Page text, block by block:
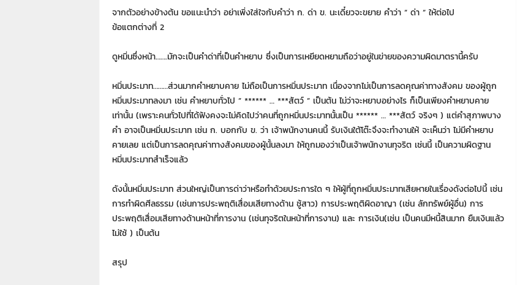
จากตัวอย่างข้างต้น ขอแนะนำว่า อย่าเพิ่งใส่ใจกับคำว่า ก. ด่า ข. นะเดี๋ยวจะขยาย คำว่า ” ด่า ” ให้ต่อไป
ข้อแตกต่างที่ 2
ดูหมิ่นซึ่งหน้า…….มักจะเป็นคำด่าที่เป็นคำหยาบ ซึ่งเป็นการเหยียดหยามถือว่าอยู่ในข่ายของความผิดมาตรานี้ครับ
หมิ่นประมาท………ส่วนมากคำหยาบคาย ไม่ถือเป็นการหมิ่นประมาท เนื่องจากไม่เป็นการลดคุณค่าทางสังคม ของผู้ถูก
หมิ่นประมาทลงมา เช่น คำหยาบทั่วไป ” ****** … ***สัตว์ ” เป็นต้น ไม่ว่าจะหยาบอย่างไร ก็เป็นเพียงคำหยาบคาย
เท่านั้น (เพราะคนทั่วไปที่ได้ฟังคงจะไม่คิดไปว่าคนที่ถูกหมิ่นประมาทนั้นเป็น ****** … ***สัตว์ จริงๆ ) แต่คำสุภาพบาง
คำ อาจเป็นหมิ่นประมาท เช่น ก. บอกกับ ข. ว่า เจ้าพนักงานคนนี้ รับเงินใต้โต๊ะจึงจะทำงานให้ จะเห็นว่า ไม่มีคำหยาบ
คายเลย แต่เป็นการลดคุณค่าทางสังคมของผู้นั้นลงมา ให้ถูกมองว่าเป็นเจ้าพนักงานทุจริต เช่นนี้ เป็นความผิดฐาน
หมิ่นประมาทสำเร็จแล้ว
ดังนั้นหมิ่นประมาท ส่วนใหญ่เป็นการด่าว่าหรือทำด้วยประการใด ๆ ให้ผู้ที่ถูกหมิ่นประมาทเสียหายในเรื่องดังต่อไปนี้ เช่น
การทำผิดศีลธรรม (เช่นการประพฤติเสื่อมเสียทางด้าน ชู้สาว) การประพฤติผิดอาญา (เช่น ลักทรัพย์ผู้อื่น) การ
ประพฤติเสื่อมเสียทางด้านหน้าที่การงาน (เช่นทุจริตในหน้าที่การงาน) และ การเงิน(เช่น เป็นคนมีหนี้สินมาก ยืมเงินแล้ว
ไม่ใช้ ) เป็นต้น
สรุป